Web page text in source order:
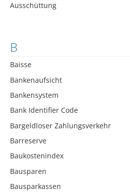
Ausschüttung
B
Baisse
Bankenaufsicht
Bankensystem
Bank Identifier Code
Bargeldloser Zahlungsverkehr
Barreserve
Baukostenindex
Bausparen
Bausparkassen